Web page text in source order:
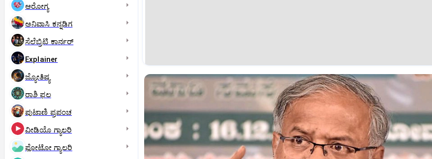
ಆರೋಗ್ಯ
ಅನಿವಾಸಿ ಕನ್ನಡಿಗ
ಸೆಲೆಬ್ರಿಟಿ ಕಾರ್ನರ್‌
Explainer
ಜ್ಯೋತಿಷ್ಯ
ರಾಶಿ ಫಲ
ಪುಟಾಣಿ ಪ್ರಪಂಚ
ವೀಡಿಯೊ ಗ್ಯಾಲರಿ
ಫೋಟೋ ಗ್ಯಾಲರಿ